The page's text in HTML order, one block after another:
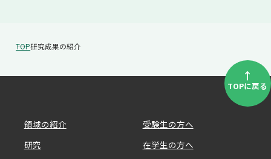
TOP研究成果の紹介
↑
TOPに戻る
領域の紹介
研究
受験生の方へ
在学生の方へ